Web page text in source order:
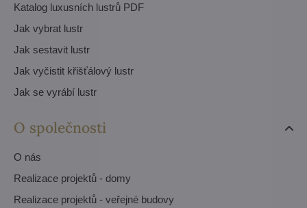
Katalog luxusních lustrů PDF
Jak vybrat lustr
Jak sestavit lustr
Jak vyčistit křišťálový lustr
Jak se vyrábí lustr
O společnosti
O nás
Realizace projektů - domy
Realizace projektů - veřejné budovy